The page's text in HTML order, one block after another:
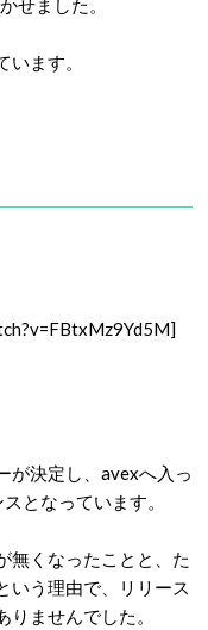
せました。
ます。
が決定し、avexへ入っ
となっています。
無くなったことと、た
いう理由で、リリース
ませんでした。